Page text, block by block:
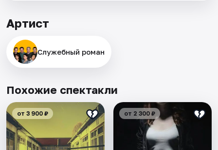
Артист
Служебный роман
Похожие спектакли
от 3 900 ₽ от 2 300 ₽